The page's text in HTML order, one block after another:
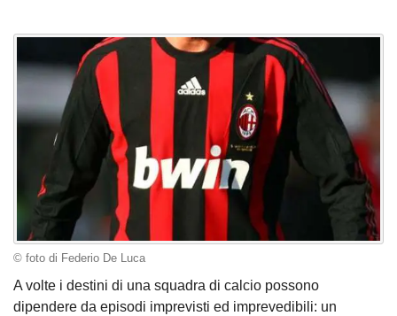
© foto di Federio De Luca
A volte i destini di una squadra di calcio possono
dipendere da episodi imprevisti ed imprevedibili: un